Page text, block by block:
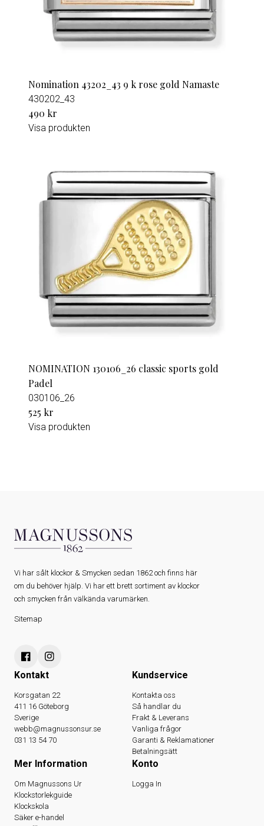
Nomination 43202_43 9 k rose gold Namaste
430202_43
490 kr
Visa produkten
NOMINATION 130106_26 classic sports gold
Padel
030106_26
525 kr
Visa produkten
Vi har sålt klockor & Smycken sedan 1862 och finns här
om du behöver hjälp. Vi har ett brett sortiment av klockor
och smycken från välkända varumärken.
Sitemap
Kontakt
Korsgatan 22
411 16 Göteborg
Sverige
webb@magnussonsur.se
031 13 54 70
Kundservice
Kontakta oss
Så handlar du
Frakt & Leverans
Vanliga frågor
Garanti & Reklamationer
Betalningsätt
Mer Information
Om Magnussons Ur
Klockstorlekguide
Klockskola
Säker e-handel
Konto
Logga In